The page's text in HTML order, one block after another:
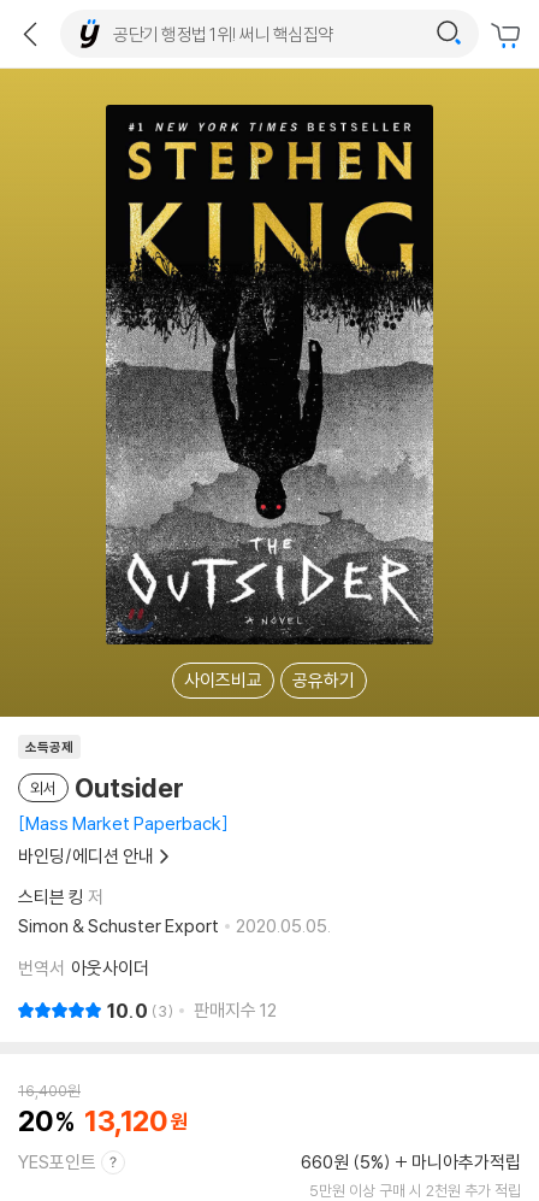
사이즈비교 공유하기
소득공제
외서 Outsider
Mass Market Paperback
바인딩/에디션 안내
스티븐 킹 저
Simon & Schuster Export
2020.05.05.
번역서 아웃사이더
10.0 3 판매지수 12
16,400원
20 13,120
YES포인트 660원 (5%) 마니아추가적립
5만원 이상 구매 시 2천원 추가 적립